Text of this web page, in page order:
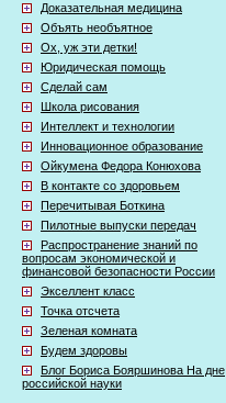
Доказательная медицина
Объять необъятное
Ох, уж эти детки!
Юридическая помощь
Сделай сам
Школа рисования
Интеллект и технологии
Инновационное образование
Ойкумена Федора Конюхова
В контакте со здоровьем
Перечитывая Боткина
Пилотные выпуски передач
Распространение знаний по
вопросам экономической и
финансовой безопасности России
Экселлент класс
Точка отсчета
Зеленая комната
Будем здоровы
Блог Бориса Бояршинова На дне
российской науки